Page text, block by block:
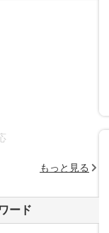
もっと見る
ード